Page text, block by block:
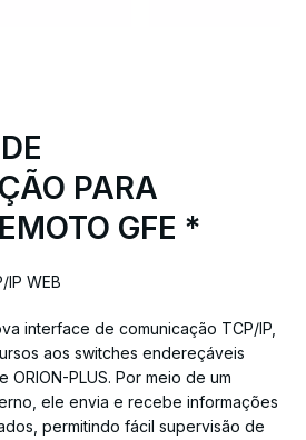
PARA
GFE *
IP WEB
interface de comunicação TCP/IP,
aos switches endereçáveis
ORION-PLUS. Por meio de um
ele envia e recebe informações
permitindo fácil supervisão de